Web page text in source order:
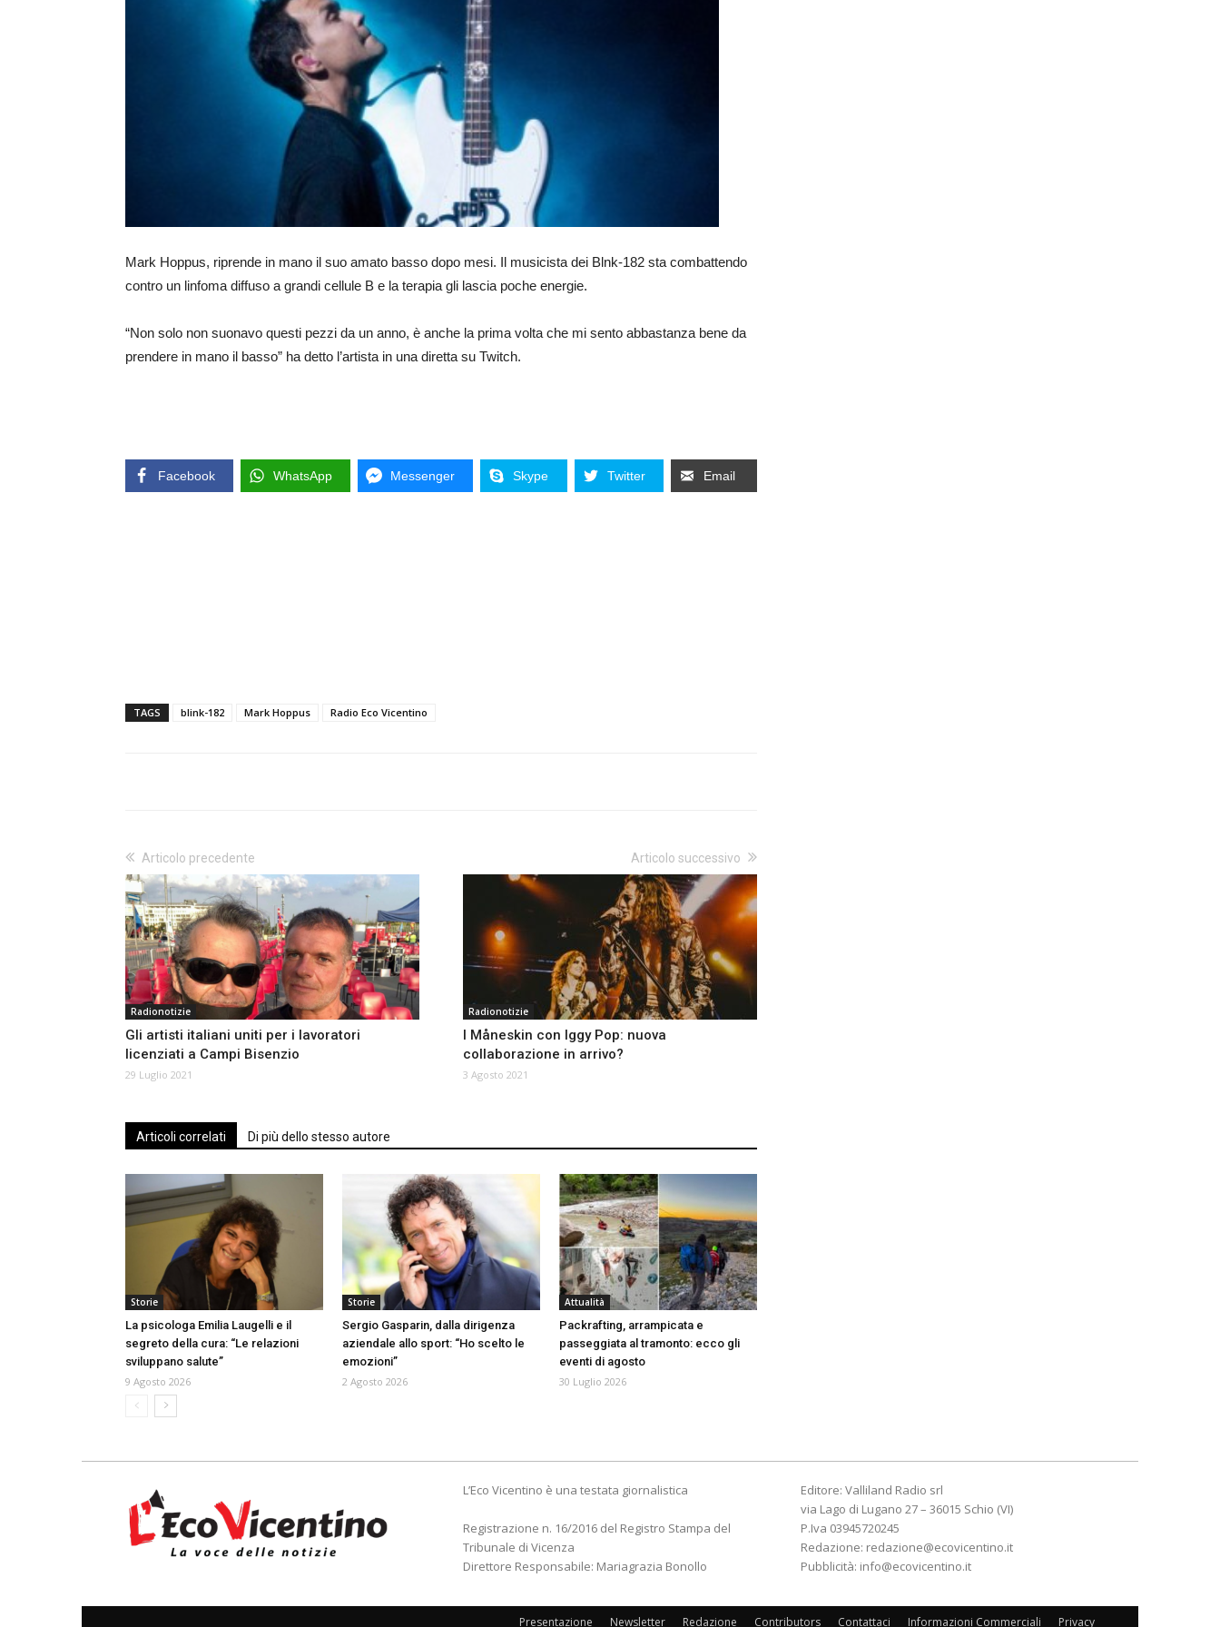
Mark Hoppus, riprende in mano il suo amato basso dopo mesi. Il musicista dei Blnk-182 sta combattendo
contro un linfoma diffuso a grandi cellule B e la terapia gli lascia poche energie.
“Non solo non suonavo questi pezzi da un anno, è anche la prima volta che mi sento abbastanza bene da
prendere in mano il basso” ha detto l’artista in una diretta su Twitch.
Facebook WhatsApp Messenger Skype Twitter Email
TAGS blink-182 Mark Hoppus Radio Eco Vicentino
Articolo precedente
Radionotizie
Gli artisti italiani uniti per i lavoratori
licenziati a Campi Bisenzio
29 Luglio 2021
Articolo successivo
Radionotizie
I Måneskin con Iggy Pop: nuova
collaborazione in arrivo?
3 Agosto 2021
Articoli correlati Di più dello stesso autore
Storie
La psicologa Emilia Laugelli e il
segreto della cura: “Le relazioni
sviluppano salute”
9 Agosto 2026
Storie
Sergio Gasparin, dalla dirigenza
aziendale allo sport: “Ho scelto le
emozioni”
2 Agosto 2026
Attualità
Packrafting, arrampicata e
passeggiata al tramonto: ecco gli
eventi di agosto
30 Luglio 2026
L’Eco Vicentino è una testata giornalistica
Registrazione n. 16/2016 del Registro Stampa del
Tribunale di Vicenza
Direttore Responsabile: Mariagrazia Bonollo
Editore: Valliland Radio srl
via Lago di Lugano 27 – 36015 Schio (VI)
P.Iva 03945720245
Redazione: redazione@ecovicentino.it
Pubblicità: info@ecovicentino.it
Presentazione Newsletter Redazione Contributors Contattaci Informazioni Commerciali Privacy